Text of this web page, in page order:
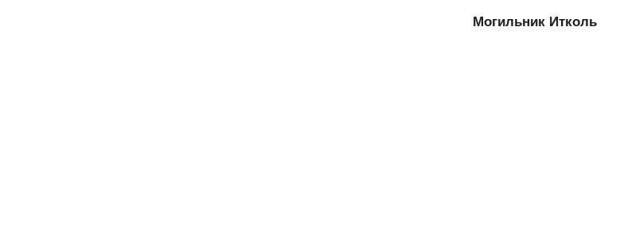
Могильник Итколь